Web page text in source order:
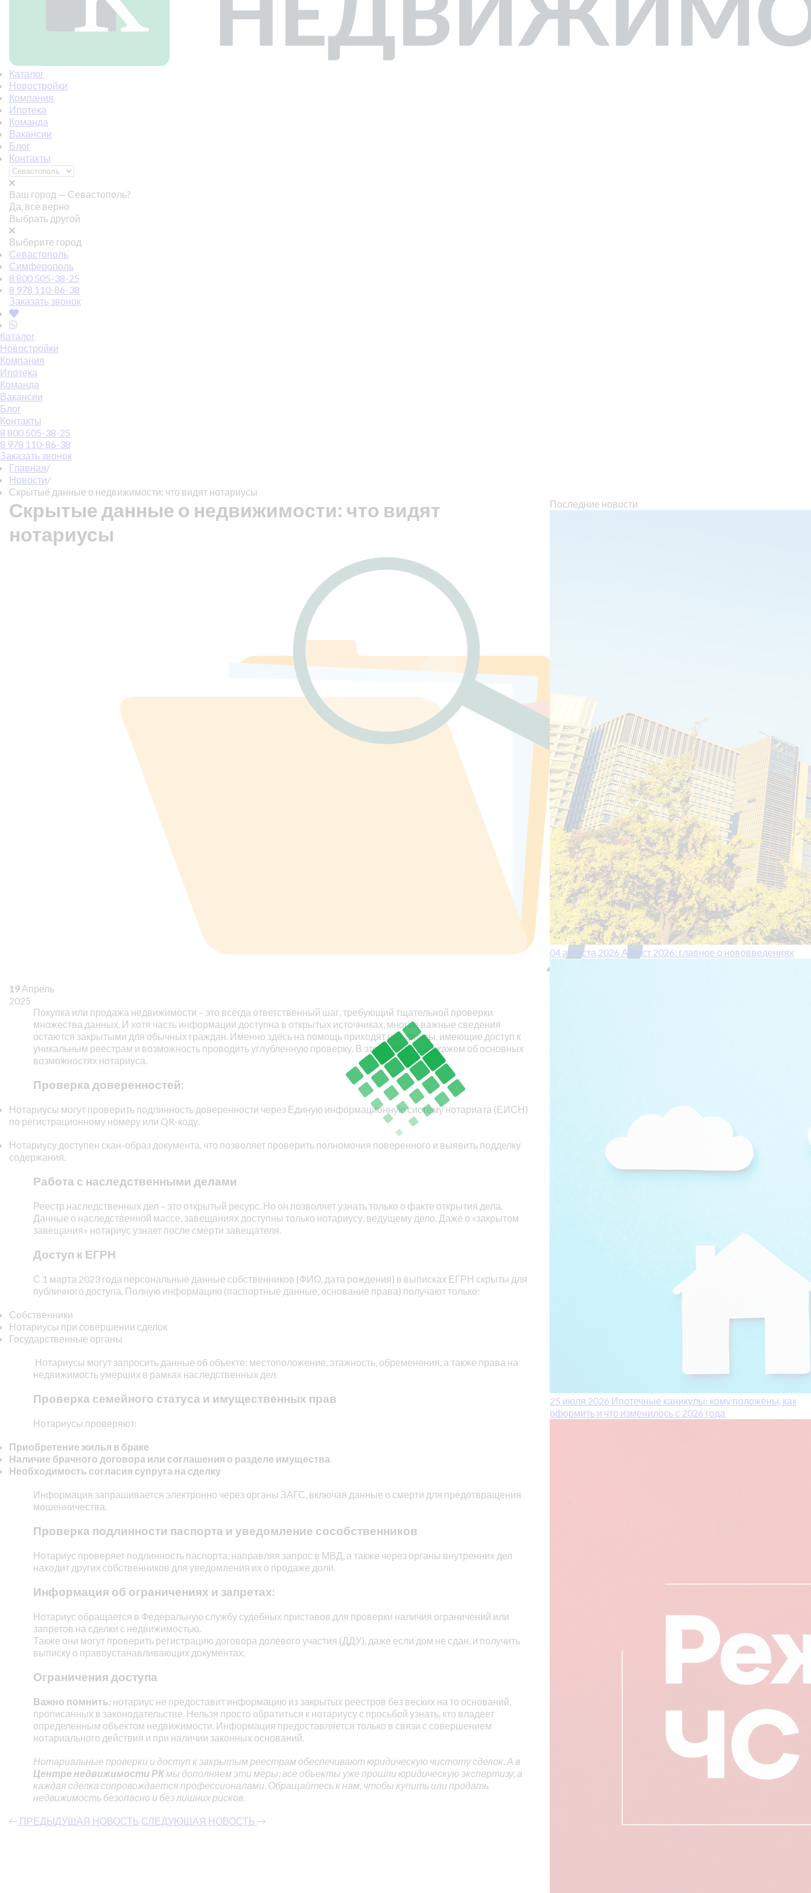
Каталог
Новостройки
Компания
Ипотека
Команда
Вакансии
Блог
Контакты
Ваш город — Севастополь?
Да, все верно
Выбрать другой
Выберите город
Севастополь
Симферополь
8 800 505-38-25
8 978 110-86-38
Заказать звонок
Каталог
Новостройки
Компания
Ипотека
Команда
Вакансии
Блог
Контакты
8 800 505-38-25
8 978 110-86-38
Заказать звонок
Главная/
Новости/
Скрытые данные о недвижимости: что видят нотариусы
Скрытые данные о недвижимости: что видят
нотариусы
19 Апрель
2025
Покупка или продажа недвижимости – это всегда ответственный шаг, требующий тщательной проверки
множества данных. И хотя часть информации доступна в открытых источниках, многие важные сведения
остаются закрытыми для обычных граждан. Именно здесь на помощь приходят нотариусы, имеющие доступ к
уникальным реестрам и возможность проводить углубленную проверку. В этой статье расскажем об основных
возможностях нотариуса.
Проверка доверенностей:
Нотариусы могут проверить подлинность доверенности через Единую информационную систему нотариата (ЕИСН)
по регистрационному номеру или QR-коду.
Нотариусу доступен скан-образ документа, что позволяет проверить полномочия поверенного и выявить подделку
содержания.
Работа с наследственными делами
Реестр наследственных дел – это открытый ресурс. Но он позволяет узнать только о факте открытия дела.
Данные о наследственной массе, завещаниях доступны только нотариусу, ведущему дело. Даже о «закрытом
завещания» нотариус узнает после смерти завещателя.
Доступ к ЕГРН
С 1 марта 2023 года персональные данные собственников (ФИО, дата рождения) в выписках ЕГРН скрыты для
публичного доступа. Полную информацию (паспортные данные, основание права) получают только:
Собственники
Нотариусы при совершении сделок
Государственные органы
Нотариусы могут запросить данные об объекте: местоположение, этажность, обременения, а также права на
недвижимость умерших в рамках наследственных дел.
Проверка семейного статуса и имущественных прав
Нотариусы проверяют:
Приобретение жилья в браке
Наличие брачного договора или соглашения о разделе имущества
Необходимость согласия супруга на сделку
Информация запрашивается электронно через органы ЗАГС, включая данные о смерти для предотвращения
мошенничества.
Проверка подлинности паспорта и уведомление сособственников
Нотариус проверяет подлинность паспорта, направляя запрос в МВД, а также через органы внутренних дел
находит других собственников для уведомления их о продаже доли.
Информация об ограничениях и запретах:
Нотариус обращается в Федеральную службу судебных приставов для проверки наличия ограничений или
запретов на сделки с недвижимостью.
Также они могут проверить регистрацию договора долевого участия (ДДУ), даже если дом не сдан, и получить
выписку о правоустанавливающих документах.
Ограничения доступа
Важно помнить: нотариус не предоставит информацию из закрытых реестров без веских на то оснований,
прописанных в законодательстве. Нельзя просто обратиться к нотариусу с просьбой узнать, кто владеет
определенным объектом недвижимости. Информация предоставляется только в связи с совершением
нотариального действия и при наличии законных оснований.
Нотариальные проверки и доступ к закрытым реестрам обеспечивают юридическую чистоту сделок. А в
Центре недвижимости РКмы дополняем эти меры: все объекты уже прошли юридическую экспертизу, а
каждая сделка сопровождается профессионалами. Обращайтесь к нам, чтобы купить или продать
недвижимость безопасно и без лишних рисков.
ПРЕДЫДУЩАЯ НОВОСТЬ СЛЕДУЮЩАЯ НОВОСТЬ
Последние новости
04 августа 2026 Август 2026: главное о нововведениях
25 июля 2026 Ипотечные каникулы: кому положены, как
оформить и что изменилось с 2026 года